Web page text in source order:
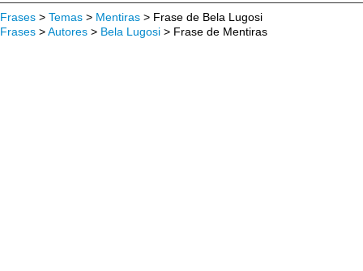
Frases > Temas > Mentiras > Frase de Bela Lugosi
Frases >Autores > Bela Lugosi > Frase de Mentiras